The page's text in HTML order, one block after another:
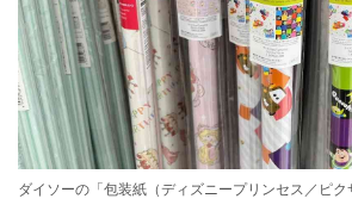
ダイソーの「包装紙（ディズニープリンセス／ピク